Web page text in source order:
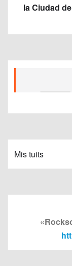
la Ciudad
Mis tuits